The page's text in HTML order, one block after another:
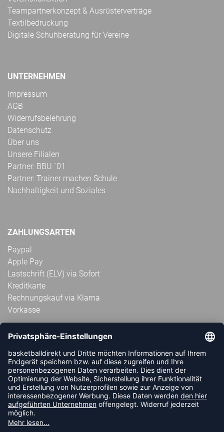
Teampartnerkonzept & Ausrüsterverträge
Textilbedruckung
Digitale Schuhberatung für Vereine
UNTERNEHMEN
Impressum
AGB
Widerrufsbelehrung
Datenschutz
Über uns
Unsere Filialen
Partner: BBU ´01
Partner: Trainer machen Schule
Nachhaltigkeit und Soziales
ZAHLUNGSARTEN
Paypal
Apple Pay
Lastschrift (ELV) via Sofort
Kreditkarte
Rechnungskauf via Klarna
Vorkasse
ABONNIERE JETZT DEN KOSTENLOSEN
HANDBALLDIREKT-NEWSLETTER UND VERPASSE KEINE
NEUIGKEIT ODER AKTION MEHR.
JETZT ANMELDEN